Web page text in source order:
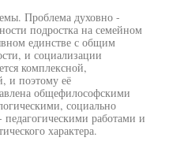
Проблема духовно -
подростка на семейном
единстве с общим
и социализации
комплексной,
и поэтому её
общефилософскими
социально
работами и
характера.